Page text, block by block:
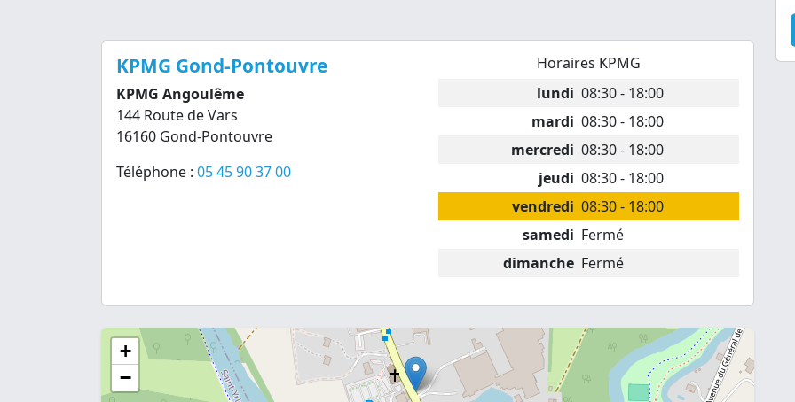
KPMG Gond-Pontouvre
KPMG Angoulême
144 Route de Vars
16160 Gond-Pontouvre
Téléphone : 05 45 90 37 00
Horaires KPMG
lundi 08:30 - 18:00
mardi 08:30 - 18:00
mercredi 08:30 - 18:00
jeudi 08:30 - 18:00
vendredi 08:30 - 18:00
samedi Fermé
dimanche Fermé
+
−